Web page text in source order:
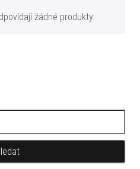
žádné produkty.